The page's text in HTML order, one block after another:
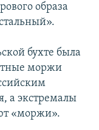
образа
бухте была
моржи
а экстремалы
«моржи».